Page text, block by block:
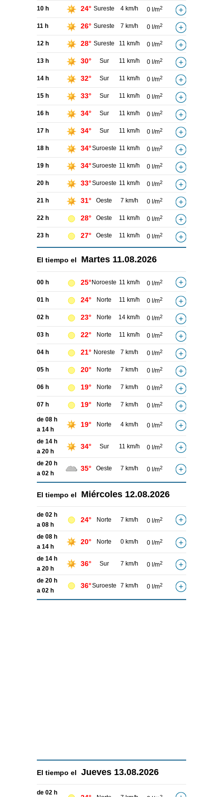
10 h 24° Sureste 4 km/h 0 l/m2
11 h 26° Sureste 7 km/h 0 l/m2
12 h 28° Sureste 11 km/h 0 l/m2
13 h 30° Sur 11 km/h 0 l/m2
14 h 32° Sur 11 km/h 0 l/m2
15 h 33° Sur 11 km/h 0 l/m2
16 h 34° Sur 11 km/h 0 l/m2
17 h 34° Sur 11 km/h 0 l/m2
18 h 34°Suroeste 11 km/h 0 l/m2
19 h 34°Suroeste 11 km/h 0 l/m2
20 h 33°Suroeste 11 km/h 0 l/m2
21 h 31° Oeste 7 km/h 0 l/m2
22 h 28° Oeste 11 km/h 0 l/m2
23 h 27° Oeste 11 km/h 0 l/m2
El tiempo el Martes 11.08.2026
00 h 25° Noroeste 11 km/h 0 l/m2
01 h 24° Norte 11 km/h 0 l/m2
02 h 23° Norte 14 km/h 0 l/m2
03 h 22° Norte 11 km/h 0 l/m2
04 h 21° Noreste 7 km/h 0 l/m2
05 h 20° Norte 7 km/h 0 l/m2
06 h 19° Norte 7 km/h 0 l/m2
07 h 19° Norte 7 km/h 0 l/m2
de 08 h
a 14 h
19° Norte 4 km/h 0 l/m2
de 14 h
a 20 h
34° Sur 11 km/h 0 l/m2
de 20 h
a 02 h
35° Oeste 7 km/h 0 l/m2
El tiempo el Miércoles 12.08.2026
de 02 h
a 08 h
24° Norte 7 km/h 0 l/m2
de 08 h
a 14 h
20° Norte 0 km/h 0 l/m2
de 14 h
a 20 h
36° Sur 7 km/h 0 l/m2
de 20 h
a 02 h
36°Suroeste 7 km/h 0 l/m2
El tiempo el Jueves 13.08.2026
de 02 h